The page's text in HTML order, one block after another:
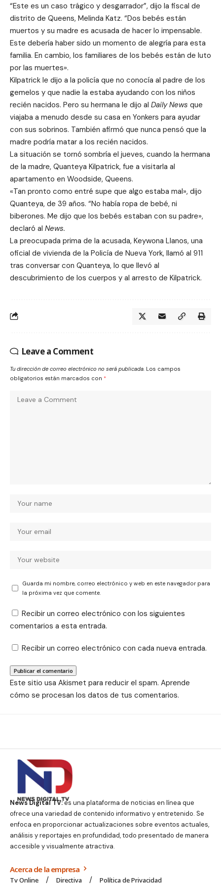
“Este es un caso trágico y desgarrador”, dijo la fiscal de
distrito de Queens, Melinda Katz. “Dos bebés están
muertos y su madre es acusada de hacer lo impensable.
Este debería haber sido un momento de alegría para esta
familia. En cambio, los familiares de los bebés están de luto
por las muertes».
Kilpatrick le dijo a la policía que no conocía al padre de los
gemelos y que nadie la estaba ayudando con los niños
recién nacidos. Pero su hermana le dijo al Daily News que
viajaba a menudo desde su casa en Yonkers para ayudar
con sus sobrinos. También afirmó que nunca pensó que la
madre podría matar a los recién nacidos.
La situación se tornó sombría el jueves, cuando la hermana
de la madre, Quanteya Kilpatrick, fue a visitarla al
apartamento en Woodside, Queens.
«Tan pronto como entré supe que algo estaba mal», dijo
Quanteya, de 39 años. “No había ropa de bebé, ni
biberones. Me dijo que los bebés estaban con su padre»,
declaró al News.
La preocupada prima de la acusada, Keywona Llanos, una
oficial de vivienda de la Policía de Nueva York, llamó al 911
tras conversar con Quanteya, lo que llevó al
descubrimiento de los cuerpos y al arresto de Kilpatrick.
Leave a Comment
Tu dirección de correo electrónico no será publicada. Los campos
obligatorios están marcados con *
Guarda mi nombre, correo electrónico y web en este navegador para
la próxima vez que comente.
Recibir un correo electrónico con los siguientes
comentarios a esta entrada.
Recibir un correo electrónico con cada nueva entrada.
Este sitio usa Akismet para reducir el spam. Aprende
cómo se procesan los datos de tus comentarios.
News Digital TV:es una plataforma de noticias en línea que
ofrece una variedad de contenido informativo y entretenido. Se
enfoca en proporcionar actualizaciones sobre eventos actuales,
análisis y reportajes en profundidad, todo presentado de manera
accesible y visualmente atractiva.
Acerca de la empresa
Tv Online Directiva Política de Privacidad